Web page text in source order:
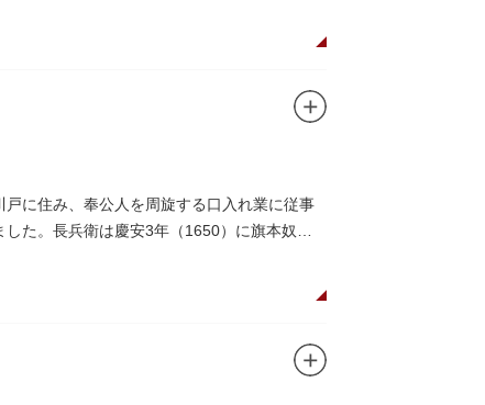
に住み、奉公人を周旋する口入れ業に従事
た。長兵衛は慶安3年（1650）に旗本奴頭